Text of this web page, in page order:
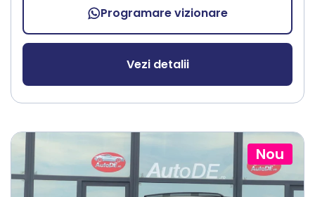
Programare vizionare
Vezi detalii
Nou